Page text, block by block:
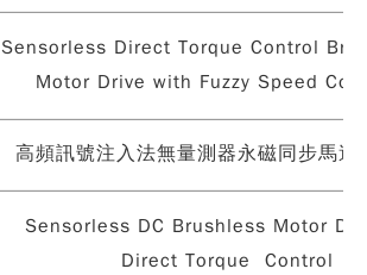
Sensorless Direct Torque Control
Motor Drive with Fuzzy Speed
高頻訊號注入法無量測器永磁同步馬達
Sensorless DC Brushless Motor
Direct Torque Control